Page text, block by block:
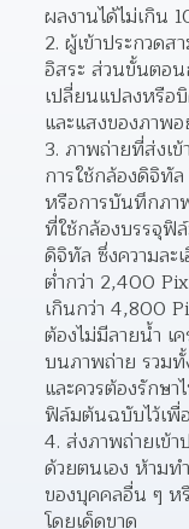
ผลงานได้ไม่เกิน
ผู้เข้าประกวดส
อิสระ ส่วนขั้นตอ
เปลี่ยนแปลงหรือ
และแสงของภาพ
ภาพถ่ายที่ส่งเ
การใช้กล้องดิจิทั
หรือการบันทึกภา
ที่ใช้กล้องบรรจุฟิ
ดิจิทัล ซึ่งความละ
ต่ํากว่า 2,400
เกินกว่า 4,800
ต้องไม่มีลายน้ำ เ
บนภาพถ่าย รวมทั้
และควรต้องรักษ
ฟิล์มต้นฉบับไว้เพื่
ส่งภาพถ่ายเข้
ด้วยตนเอง ห้าม
ของบุคคลอื่น ๆ ห
โดยเด็ดขาด